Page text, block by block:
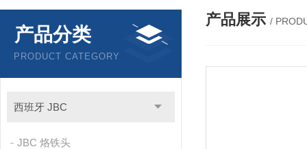
产品分类
PRODUCT CATEGORY
西班牙 JBC
JBC 烙铁头
产品展示 /